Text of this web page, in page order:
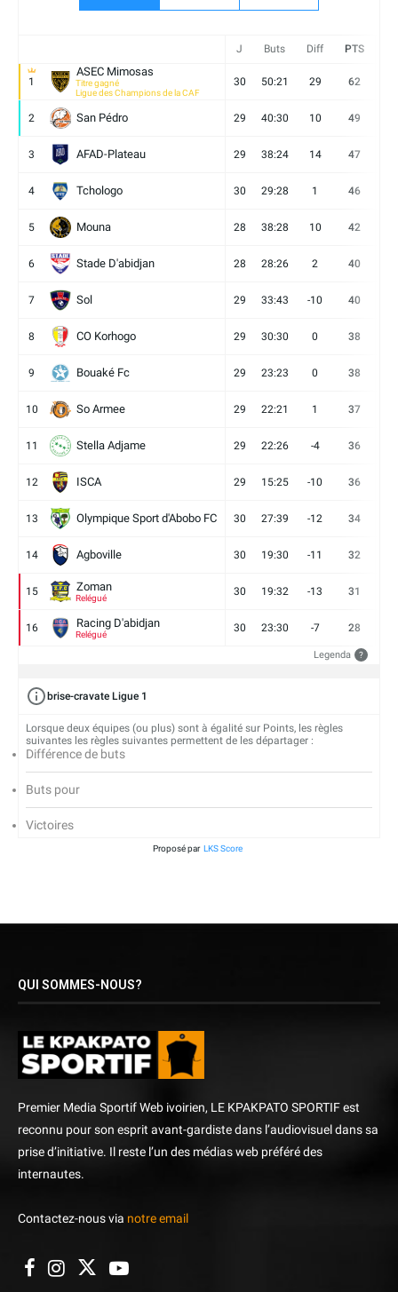
J Buts Diff PTS
1
ASEC Mimosas
Titre gagné
Ligue des Champions de la CAF
30 50:21 29 62
2 San Pédro 29 40:30 10 49
3 AFAD-Plateau 29 38:24 14 47
4 Tchologo 30 29:28 1 46
5 Mouna 28 38:28 10 42
6 Stade D'abidjan 28 28:26 2 40
7 Sol 29 33:43 -10 40
8 CO Korhogo 29 30:30 0 38
9 Bouaké Fc 29 23:23 0 38
10 So Armee 29 22:21 1 37
11 Stella Adjame 29 22:26 -4 36
12 ISCA 29 15:25 -10 36
13 Olympique Sport d'Abobo FC 30 27:39 -12 34
14 Agboville 30 19:30 -11 32
15 Zoman
Relégué
30 19:32 -13 31
16 Racing D'abidjan
Relégué
30 23:30 -7 28
Legenda ?
brise-cravate Ligue 1
Lorsque deux équipes (ou plus) sont à égalité sur Points, les règles
suivantes les règles suivantes permettent de les départager :
Différence de buts
Buts pour
Victoires
Proposé par LKS Score
QUI SOMMES-NOUS?
Premier Media Sportif Web ivoirien, LE KPAKPATO SPORTIF est
reconnu pour son esprit avant-gardiste dans l’audiovisuel dans sa
prise d’initiative. Il reste l’un des médias web préféré des
internautes.
Contactez-nous via notre email